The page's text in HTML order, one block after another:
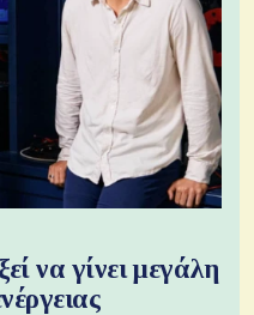
να γίνει μεγάλη